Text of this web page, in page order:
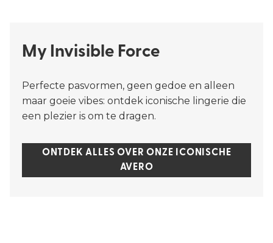
My Invisible Force​
Perfecte pasvormen, geen gedoe en alleen
maar goeie vibes: ontdek iconische lingerie die
een plezier is om te dragen.
ONTDEK ALLES OVER ONZE ICONISCHE
AVERO